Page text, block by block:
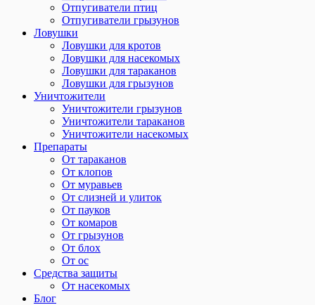
Отпугиватели птиц
Отпугиватели грызунов
Ловушки
Ловушки для кротов
Ловушки для насекомых
Ловушки для тараканов
Ловушки для грызунов
Уничтожители
Уничтожители грызунов
Уничтожители тараканов
Уничтожители насекомых
Препараты
От тараканов
От клопов
От муравьев
От слизней и улиток
От пауков
От комаров
От грызунов
От блох
От ос
Средства защиты
От насекомых
Блог